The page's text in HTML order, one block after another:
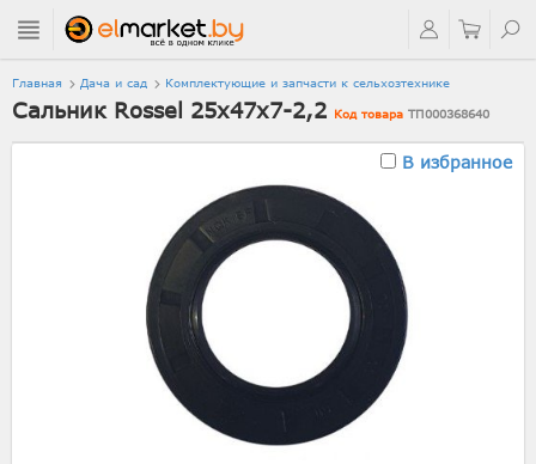
Главная Дача и сад Комплектующие и запчасти к сельхозтехнике
Сальник Rossel 25х47х7-2,2 Код товара ТП000368640
В избранное